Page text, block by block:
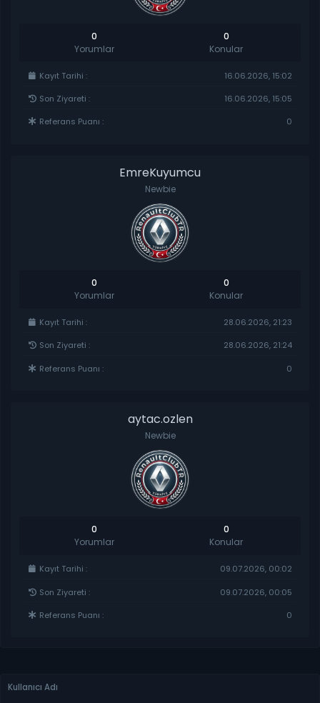
0
Yorumlar
0
Konular
Kayıt Tarihi : 16.06.2026, 15:02
Son Ziyareti : 16.06.2026, 15:05
Referans Puanı : 0
EmreKuyumcu
Newbie
0
Yorumlar
0
Konular
Kayıt Tarihi : 28.06.2026, 21:23
Son Ziyareti : 28.06.2026, 21:24
Referans Puanı : 0
aytac.ozlen
Newbie
0
Yorumlar
0
Konular
Kayıt Tarihi : 09.07.2026, 00:02
Son Ziyareti : 09.07.2026, 00:05
Referans Puanı : 0
Kullanıcı Adı